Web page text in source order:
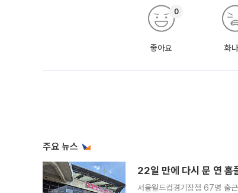
좋아요
0
화
주요 뉴스
22일 만에 다시 문 연 홈
서울월드컵경기장점 67명 출